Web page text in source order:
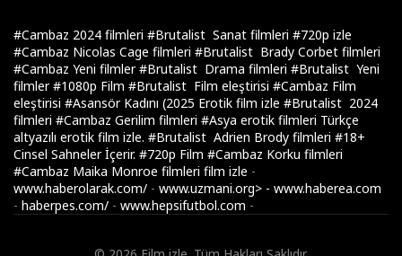
#Cambaz 2024 filmleri #Brutalist Sanat filmleri #720p izle
#Cambaz Nicolas Cage filmleri #Brutalist Brady Corbet filmleri
#Cambaz Yeni filmler#Brutalist Drama filmleri #Brutalist Yeni
filmler#1080p Film #Brutalist Film eleştirisi #Cambaz Film
eleştirisi #Asansör Kadını (2025 Erotik film izle #Brutalist 2024
filmleri #Cambaz Gerilim filmleri #Asya erotik filmleri Türkçe
altyazılı erotik film izle. #Brutalist Adrien Brody filmleri #18+
Cinsel Sahneler İçerir. #720p Film #Cambaz Korku filmleri
#Cambaz Maika Monroe filmleri film izle -
www.haberolarak.com/ - www.uzmani.org> - www.haberea.com
- haberpes.com/ - www.hepsifutbol.com -